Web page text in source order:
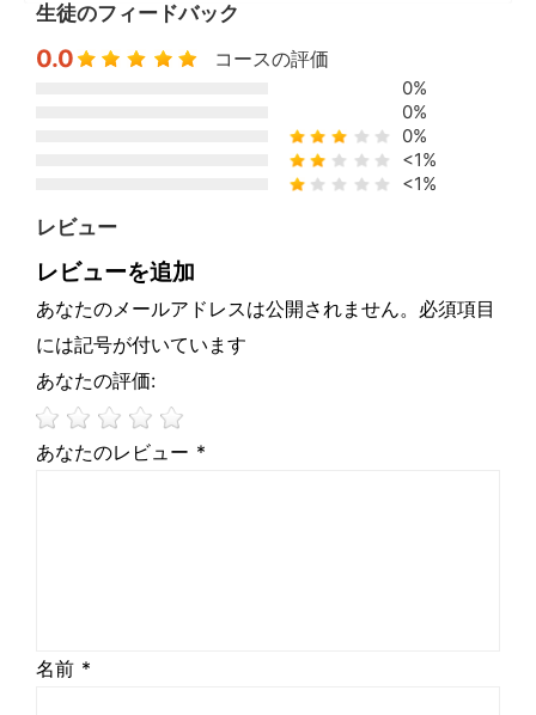
生徒のフィードバック
0.0 コースの評価
0%
0%
0%
<1%
<1%
レビュー
レビューを追加
あなたのメールアドレスは公開されません。必須項目
には記号が付いています
あなたの評価:
あなたのレビュー *
名前 *